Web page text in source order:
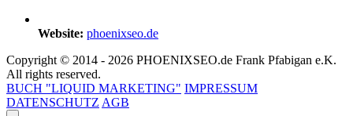
Website: phoenixseo.de
Copyright © 2014 - 2026 PHOENIXSEO.de Frank Pfabigan e.K.
All rights reserved.
BUCH "LIQUID MARKETING" IMPRESSUM
DATENSCHUTZ AGB